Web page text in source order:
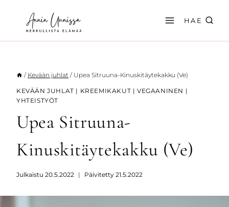
sisältöön
HAE
/ Kevään juhlat / Upea Sitruuna-Kinuskitäytekakku (Ve)
KEVÄÄN JUHLAT | KREEMIKAKUT |VEGAANINEN |
YHTEISTYÖT
Upea Sitruuna-
Kinuskitäytekakku (Ve)
Julkaistu 20.5.2022 Päivitetty 21.5.2022